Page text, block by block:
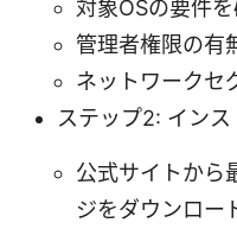
対象OSの要件
管理者権限の有
ネットワークセ
ステップ2: イン
公式サイトから
ジをダウンロー